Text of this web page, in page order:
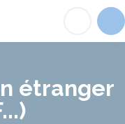
étranger